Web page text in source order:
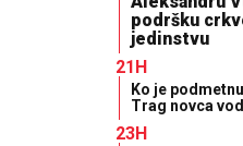
podršku
jedinstvu
21H
Ko je
Trag novca
23H